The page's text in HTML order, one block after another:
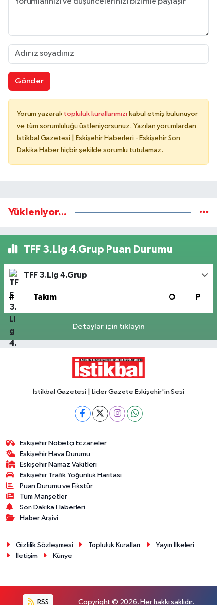
Gönder
Yorum yazarak topluluk kurallarımızı kabul etmiş bulunuyor
ve tüm sorumluluğu üstleniyorsunuz. Yazılan yorumlardan
İstikbal Gazetesi | Eskişehir Haberleri - Eskişehir Son
Dakika Haber hiçbir şekilde sorumlu tutulamaz.
Yükleniyor...
TFF 3.Lig 4.Grup Puan Durumu
TFF 3.Lig 4.Grup
# Takım O P
Detaylar için tıklayın
İstikbal Gazetesi | Lider Gazete Eskişehir'in Sesi
Eskişehir Nöbetçi Eczaneler
Eskişehir Hava Durumu
Eskişehir Namaz Vakitleri
Eskişehir Trafik Yoğunluk Haritası
Puan Durumu ve Fikstür
Tüm Manşetler
Son Dakika Haberleri
Haber Arşivi
Gizlilik Sözleşmesi Topluluk Kuralları
Yayın İlkeleri
İletişim
Künye
RSS Copyright © 2026. Her hakkı saklıdır.